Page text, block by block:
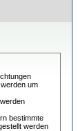
um
bestimmte
werden